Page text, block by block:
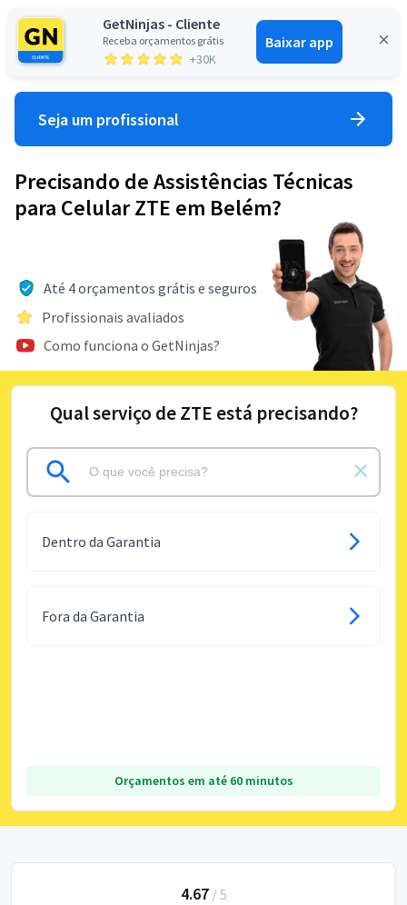
GetNinjas - Cliente
Receba orçamentos grátis
+30K
Baixar app
Entrar
Seja um profissional
Precisando de Assistências Técnicas
para Celular ZTE em Belém?
Até 4 orçamentos grátis e seguros
Profissionais avaliados
Como funciona o GetNinjas?
Qual serviço de ZTE está precisando?
Dentro da Garantia
Fora da Garantia
Orçamentos em até 60 minutos
4.67/ 5